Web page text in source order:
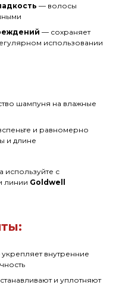
— волосы
— сохраняет
использовании
шампуня на влажные
и равномерно
и длине
используйте с
линии Goldwell
внутренние
и уплотняют